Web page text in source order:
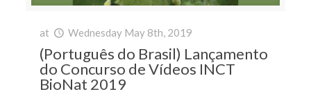
at Wednesday May 8th, 2019
(Português do Brasil) Lançamento
do Concurso de Vídeos INCT
BioNat 2019